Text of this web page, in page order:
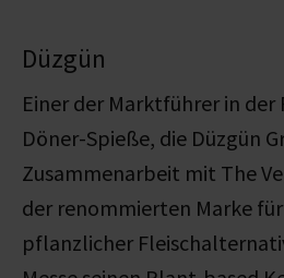
Düzgün
Einer der Marktführer in
Döner-Spieße, die Düzgün
Zusammenarbeit mit The
der renommierten Marke
pflanzlicher